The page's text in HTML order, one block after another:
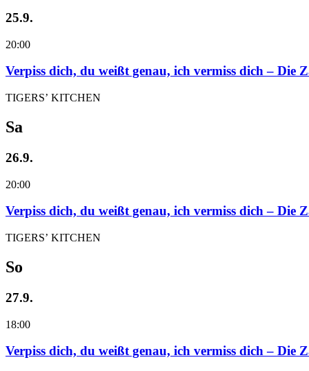
25.9.
20:00
Verpiss dich, du weißt genau, ich vermiss dich – Die
TIGERS’ KITCHEN
Sa
26.9.
20:00
Verpiss dich, du weißt genau, ich vermiss dich – Die
TIGERS’ KITCHEN
So
27.9.
18:00
Verpiss dich, du weißt genau, ich vermiss dich – Die